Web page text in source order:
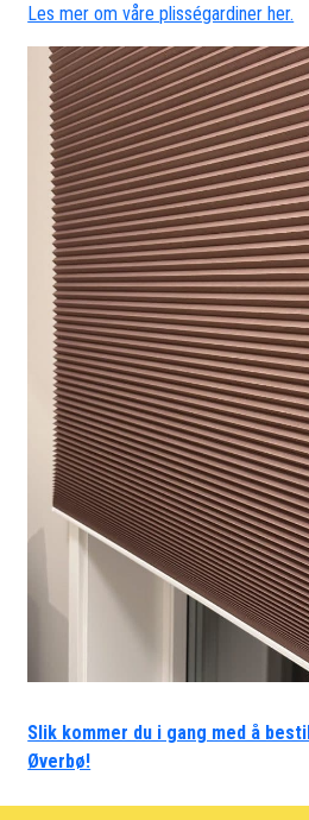
Les mer om våre plisségardiner her.
Slik kommer du i gang med å
Øverbø!